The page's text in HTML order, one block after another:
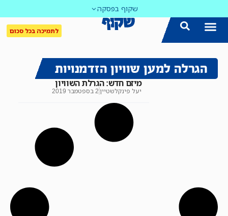
שקוף בפסקה
לתמיכה בכל סכום
הגרלה למען שוויון הזדמנויות
מיזם חדש: הגרלת השוויון
יעל פינקלשטיין 2 בספטמבר 2019